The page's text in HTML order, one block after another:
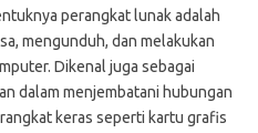
perangkat lunak adalah
mengunduh, dan melakukan
Dikenal juga sebagai
dalam menjembatani hubungan
keras seperti kartu grafis